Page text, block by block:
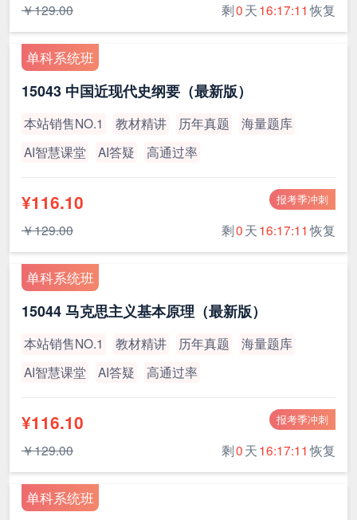
￥129.00 剩0天16:17:11 恢复
单科系统班
15043 中国近现代史纲要（最新版）
本站销售NO.1 教材精讲 历年真题
海量题库
AI智慧课堂
AI答疑 高通过率
报考季冲刺
¥116.10
￥129.00 剩0天16:17:11 恢复
单科系统班
15044 马克思主义基本原理（最新版）
本站销售NO.1 教材精讲 历年真题
海量题库
AI智慧课堂
AI答疑 高通过率
报考季冲刺
¥116.10
￥129.00 剩0天16:17:11 恢复
单科系统班